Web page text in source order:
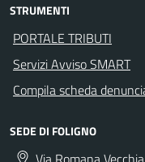
STRUMENTI
PORTALE TRIBUTI
Servizi Avviso SMART
Compila scheda
SEDE DI FOLIGNO